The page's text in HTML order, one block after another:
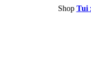
Shop Tui